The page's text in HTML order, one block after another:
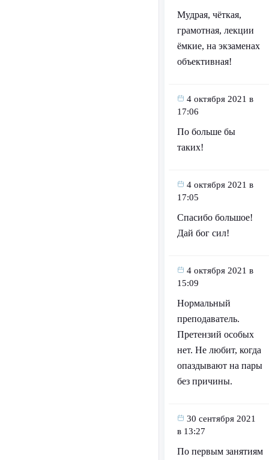
Мудрая, чёткая,
грамотная, лекции
ёмкие, на экзаменах
объективная!
4 октября 2021 в
17:06
По больше бы
таких!
4 октября 2021 в
17:05
Спасибо большое!
Дай бог сил!
4 октября 2021 в
15:09
Нормальный
преподаватель.
Претензий особых
нет. Не любит, когда
опаздывают на пары
без причины.
30 сентября 2021
в 13:27
По первым занятиям